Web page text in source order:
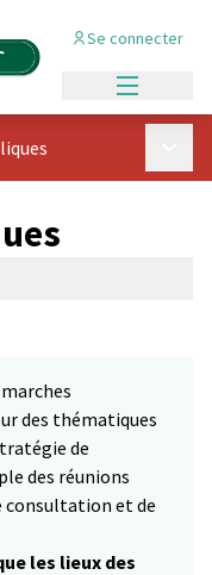
Se connecter
des thématiques
de
des réunions
consultation et de
les lieux des